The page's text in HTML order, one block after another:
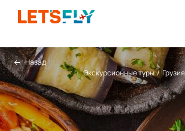
Назад
Экскурсионные туры / Грузия